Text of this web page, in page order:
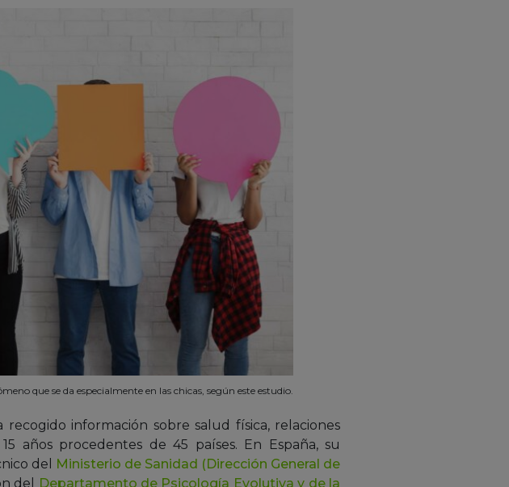
que se da especialmente en las chicas, según este estudio.
información sobre salud física, relaciones
años procedentes de 45 países. En España, su
del
Ministerio de Sanidad (Dirección General de
del
Departamento de Psicología Evolutiva y de la